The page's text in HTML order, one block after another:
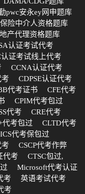
pwc安永ey网申题库
险中介人资格题库
产代理资格题库
认证考试代考
认证考试线上代考
CCNA认证代考
考
CDPSE认证代考
代考证书
CFE代考
CPIM代考包过
代考
CRE代考
代考包过
CLTD代考
代考保包过
考
CSCP代考作弊
代考
CTSC包过,
Microsoft代考认证
考
英语考试代考
考